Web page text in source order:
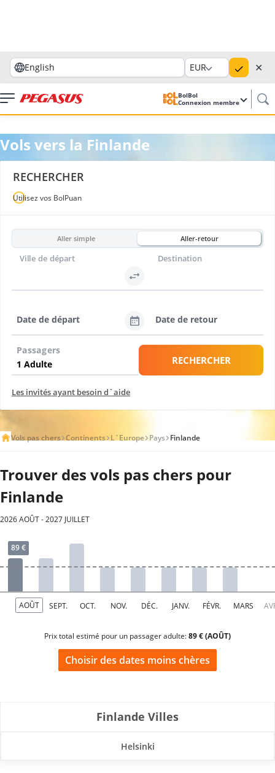
English EUR ✕
BolBol
Connexion membre
Vols vers la Finlande
RECHERCHER
Utilisez vos BolPuan
Aller simple Aller-retour
Ville de départ Destination
Date de départ Date de retour
Passagers
RECHERCHER
Les invités ayant besoin d`aide
Vols pas chers Continents L`Europe Pays Finlande
Trouver des vols pas chers pour
Finlande
2026 AOÛT - 2027 JUILLET
Prix total estimé pour un passager adulte:89 € (AOÛT)
Choisir des dates moins chères
Finlande Villes
Helsinki